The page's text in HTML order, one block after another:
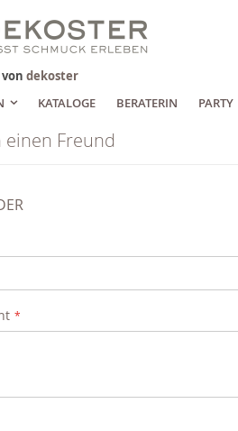
dekoster
KATALOGE BERATERIN PARTY
einen Freund